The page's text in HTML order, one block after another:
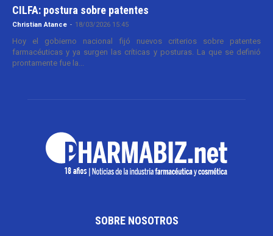
CILFA: postura sobre patentes
Christian Atance - 18/03/2026 15:45
Hoy el gobierno nacional fijó nuevos criterios sobre patentes
farmacéuticas y ya surgen las críticas y posturas. La que se definió
prontamente fue la...
SOBRE NOSOTROS